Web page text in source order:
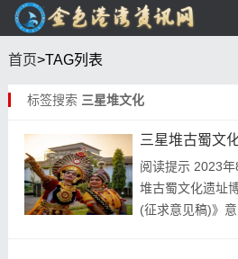
首页>TAG列表
标签搜索 三星堆文化
阅读提示 2023
堆古蜀文化遗址
(征求意见稿)》